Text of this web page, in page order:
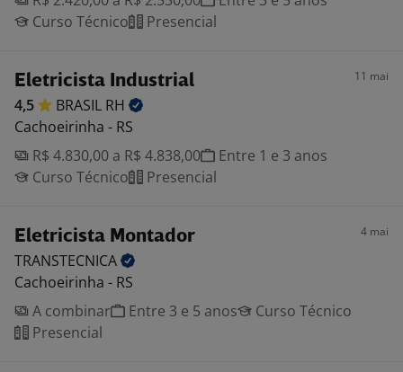
Curso Técnico
Presencial
Eletricista Industrial 11 mai
4,5 BRASIL RH
Cachoeirinha - RS
R$ 4.830,00 a R$ 4.838,00
Entre 1 e 3 anos
Curso Técnico
Presencial
Eletricista Montador 4 mai
TRANSTECNICA
Cachoeirinha - RS
A combinar
Entre 3 e 5 anos
Curso Técnico
Presencial